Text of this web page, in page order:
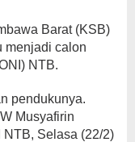
Barat (KSB)
menjadi calon
NTB.
pendukunya.
Musyafirin
Selasa (22/2)